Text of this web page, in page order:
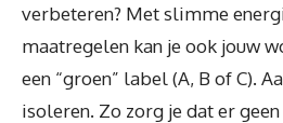
verbeteren? Met slimme
maatregelen kan je ook jouw
een “groen” label (A, B of C).
isoleren. Zo zorg je dat er